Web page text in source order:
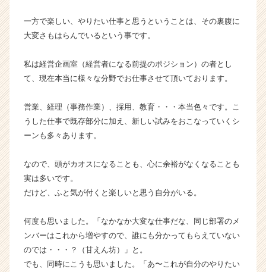
業
ら
ス
ウ
ト
就
サ
ト
ア
キ
ャ
一方で楽しい、やりたい仕事と思うということは、その裏腹に
大変さもはらんでいるという事です。
私は経営企画室（経営者になる前提のポジション）の者とし
て、現在本当に様々な分野でお仕事させて頂いております。
営業、経理（事務作業）、採用、教育・・・本当色々です。こ
うした仕事で既存部分に加え、新しい試みをおこなっていくシ
ーンも多々あります。
なので、頭がカオスになることも、心に余裕がなくなることも
実は多いです。
だけど、ふと気が付くと楽しいと思う自分がいる。
何度も思いました。「なかなか大変な仕事だな、同じ部署のメ
ンバーはこれから増やすので、誰にも分かってもらえていない
のでは・・・？（甘えん坊）」と。
でも、同時にこうも思いました。「あ〜これが自分のやりたい